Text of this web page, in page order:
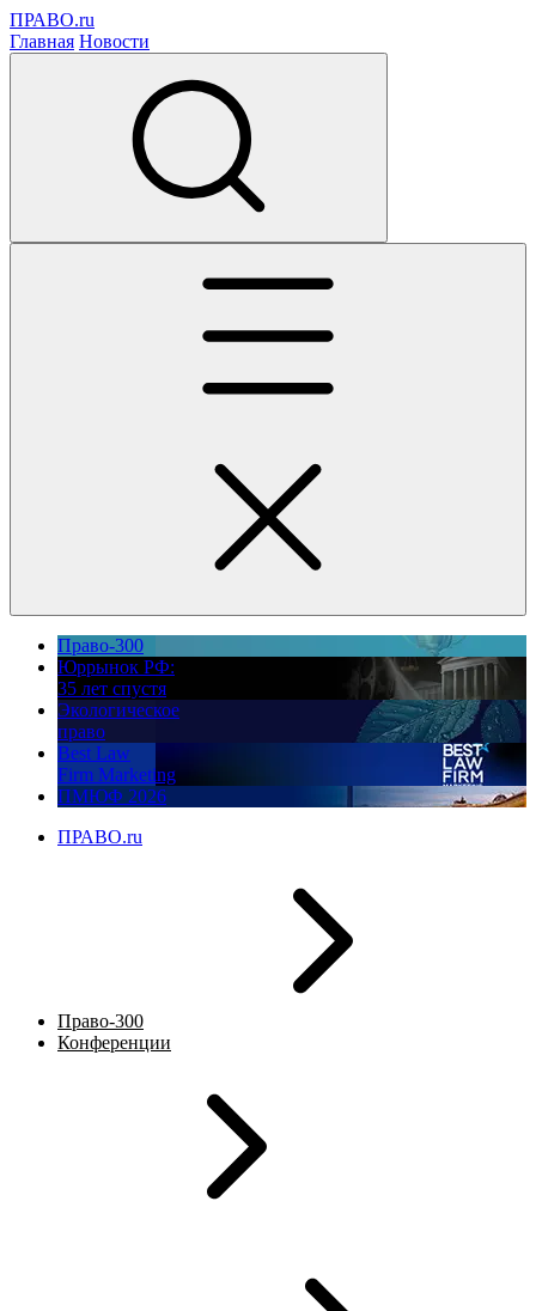
ПРАВО.ru
Главная Новости
Право-300
Юррынок РФ:
35 лет спустя
Экологическое
право
Best Law
Firm Marketing
ПМЮФ 2026
ПРАВО.ru
Право-300
Конференции